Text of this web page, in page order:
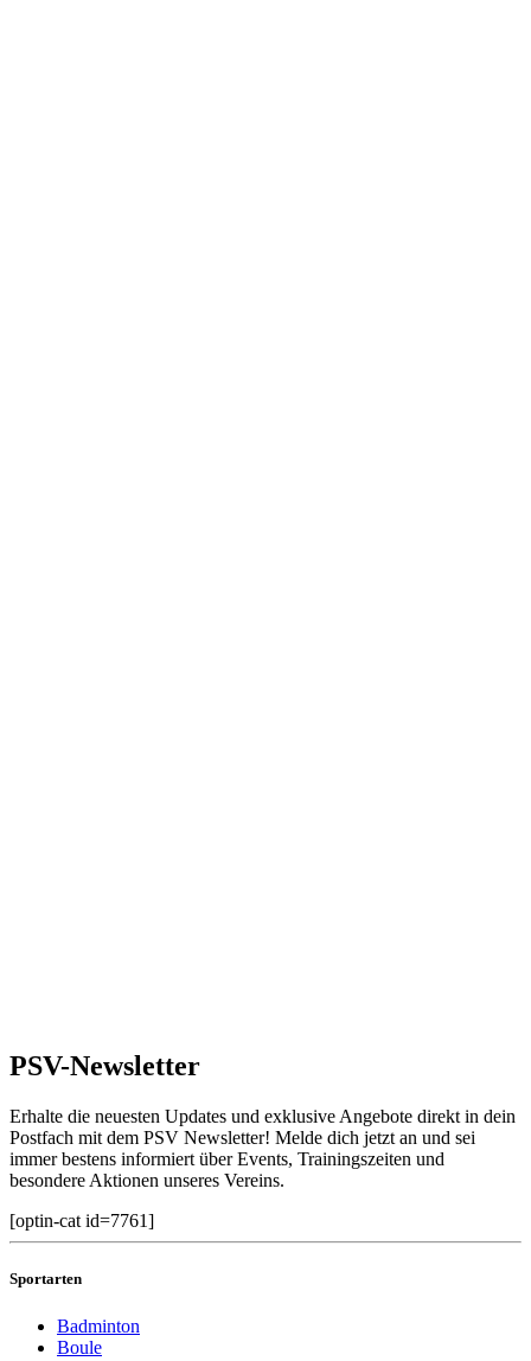
PSV-Newsletter
Erhalte die neuesten Updates und exklusive Angebote direkt in dein
Postfach mit dem PSV Newsletter! Melde dich jetzt an und sei
immer bestens informiert über Events, Trainingszeiten und
besondere Aktionen unseres Vereins.
[optin-cat id=7761]
Sportarten
Badminton
Boule